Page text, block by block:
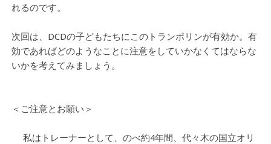
れるのです。
次回は、DCDの子どもたちにこのトランポリンが有効か。有
効であればどのようなことに注意をしていかなくてはならな
いかを考えてみましょう。
＜ご注意とお願い＞
私はトレーナーとして、のべ約4年間、代々木の国立オリ